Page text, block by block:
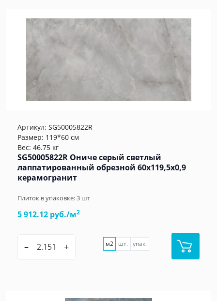
Артикул: SG50005822R
Размер: 119*60 см
Вес: 46.75 кг
SG50005822R Ониче серый светлый
лаппатированный обрезной 60x119,5x0,9
керамогранит
Плиток в упаковке:3 шт
5 912.12 руб./м2
– + м2 шт. упак.